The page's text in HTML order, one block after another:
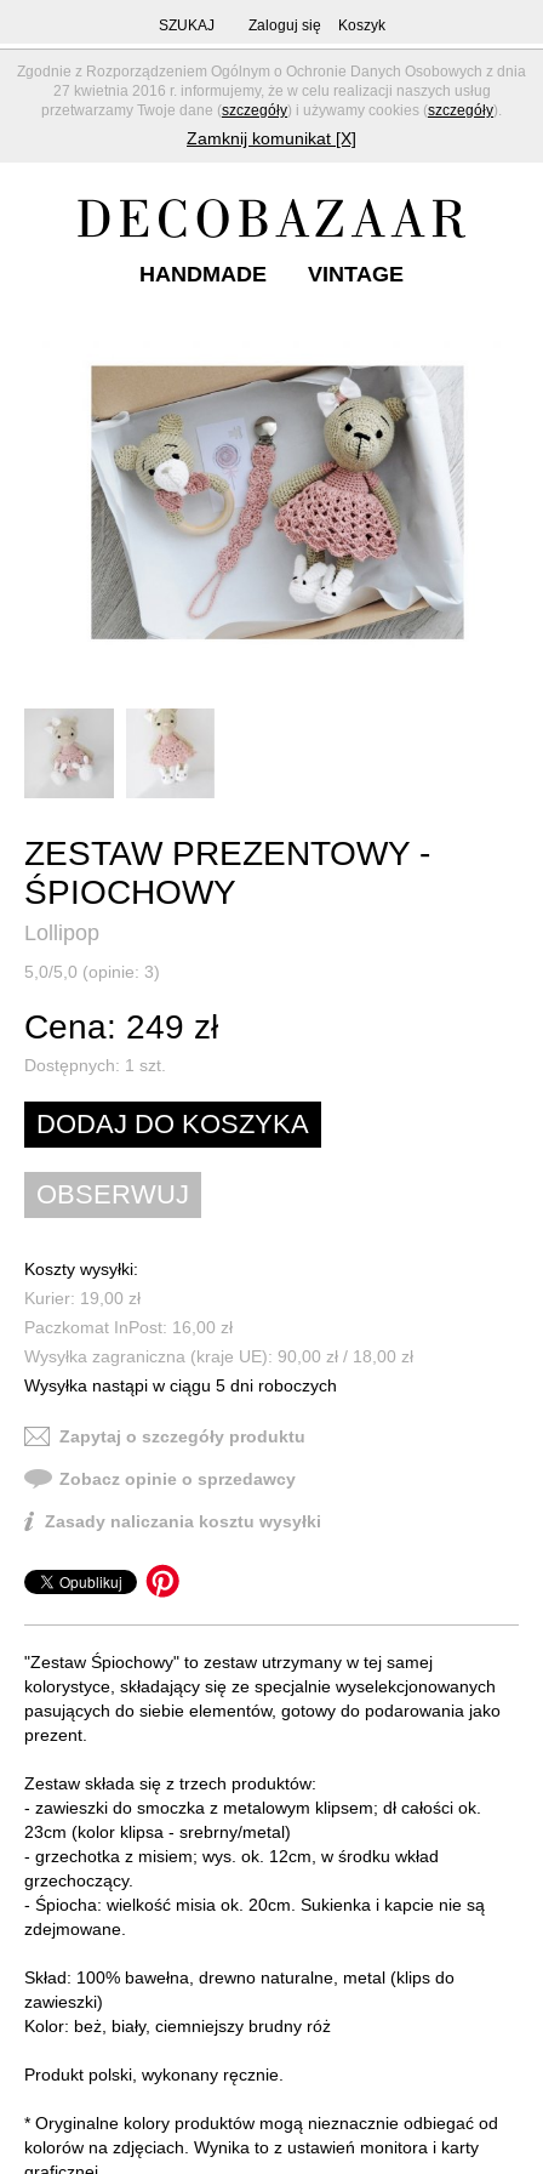
Zgodnie z Rozporządzeniem Ogólnym o Ochronie Danych Osobowych z dnia
27 kwietnia 2016 r. informujemy, że w celu realizacji naszych usług
przetwarzamy Twoje dane (szczegóły) i używamy cookies (szczegóły).
Zamknij komunikat [X]
SZUKAJ Zaloguj się Koszyk
HANDMADE VINTAGE
ZESTAW PREZENTOWY -
ŚPIOCHOWY
Lollipop
5,0/5,0 (opinie: 3)
Cena: 249 zł
Dostępnych: 1 szt.
Koszty wysyłki:
Kurier: 19,00 zł
Paczkomat InPost: 16,00 zł
Wysyłka zagraniczna (kraje UE): 90,00 zł / 18,00 zł
Wysyłka nastąpi w ciągu 5 dni roboczych
Zapytaj o szczegóły produktu
Zobacz opinie o sprzedawcy
Zasady naliczania kosztu wysyłki
"Zestaw Śpiochowy" to zestaw utrzymany w tej samej
kolorystyce, składający się ze specjalnie wyselekcjonowanych
pasujących do siebie elementów, gotowy do podarowania jako
prezent.
Zestaw składa się z trzech produktów:
- zawieszki do smoczka z metalowym klipsem; dł całości ok.
23cm (kolor klipsa - srebrny/metal)
- grzechotka z misiem; wys. ok. 12cm, w środku wkład
grzechoczący.
- Śpiocha: wielkość misia ok. 20cm. Sukienka i kapcie nie są
zdejmowane.
Skład: 100% bawełna, drewno naturalne, metal (klips do
zawieszki)
Kolor: beż, biały, ciemniejszy brudny róż
Produkt polski, wykonany ręcznie.
* Oryginalne kolory produktów mogą nieznacznie odbiegać od
kolorów na zdjęciach. Wynika to z ustawień monitora i karty